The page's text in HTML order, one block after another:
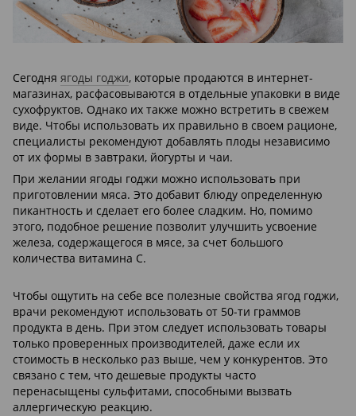
Сегодня ягоды годжи, которые продаются в интернет-
магазинах, расфасовываются в отдельные упаковки в виде
сухофруктов. Однако их также можно встретить в свежем
виде. Чтобы использовать их правильно в своем рационе,
специалисты рекомендуют добавлять плоды независимо
от их формы в завтраки, йогурты и чаи.
При желании ягоды годжи можно использовать при
приготовлении мяса. Это добавит блюду определенную
пикантность и сделает его более сладким. Но, помимо
этого, подобное решение позволит улучшить усвоение
железа, содержащегося в мясе, за счет большого
количества витамина C.
Чтобы ощутить на себе все полезные свойства ягод годжи,
врачи рекомендуют использовать от 50-ти граммов
продукта в день. При этом следует использовать товары
только проверенных производителей, даже если их
стоимость в несколько раз выше, чем у конкурентов. Это
связано с тем, что дешевые продукты часто
перенасыщены сульфитами, способными вызвать
аллергическую реакцию.